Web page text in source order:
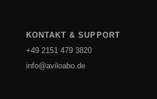
KONTAKT & SUPPORT
+49 2151 479 3820
info@aviloabo.de